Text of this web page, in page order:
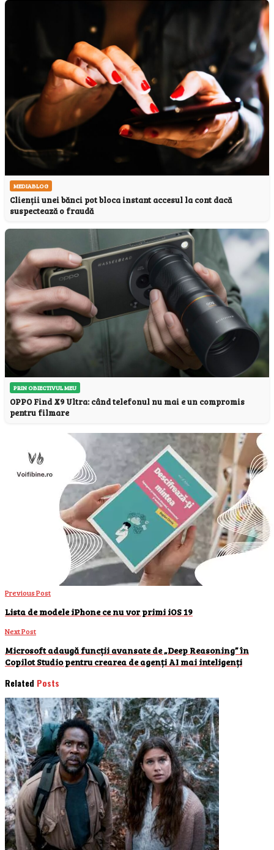
MEDIABLOG
Clienții unei bănci pot bloca instant accesul la cont dacă
suspectează o fraudă
PRIN OBIECTIVUL MEU
OPPO Find X9 Ultra: când telefonul nu mai e un compromis
pentru filmare
Previous Post
Lista de modele iPhone ce nu vor primi iOS 19
Next Post
Microsoft adaugă funcții avansate de „Deep Reasoning” în
Copilot Studio pentru crearea de agenți AI mai inteligenți
Related Posts